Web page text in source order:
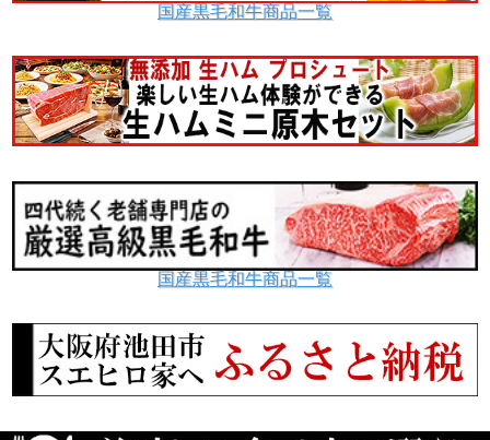
国産黒毛和牛商品一覧
国産黒毛和牛商品一覧